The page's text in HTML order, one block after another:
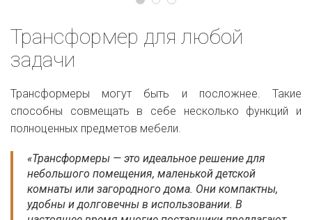
Трансформер для любой
задачи
Трансформеры могут быть и посложнее. Такие
способны совмещать в себе несколько функций и
полноценных предметов мебели.
«Трансформеры — это идеальное решение для
небольшого помещения, маленькой детской
комнаты или загородного дома. Они компактны,
удобны и долговечны в использовании. В